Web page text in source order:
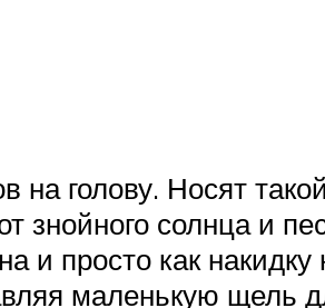
голову. Носят
знойного солнца и
и просто как
маленькую щель